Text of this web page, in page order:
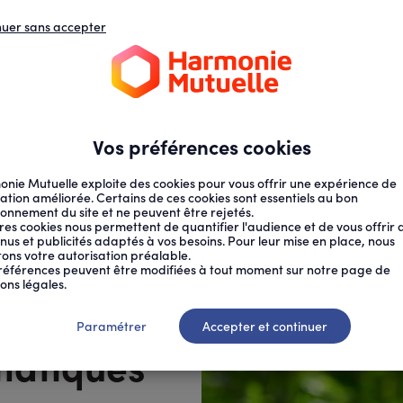
Vos préférences cookies
Mutuelle exploite des cookies pour vous offrir une expérience de
améliorée. Certains de ces cookies sont essentiels au bon
du site et ne peuvent être rejetés.
cookies nous permettent de quantifier l'audience et de vous offrir
et publicités adaptés à vos besoins. Pour leur mise en place, nous
votre autorisation préalable.
peuvent être modifiées à tout moment sur notre page de
légales.
sans accepter
Paramétrer Accepter et continuer